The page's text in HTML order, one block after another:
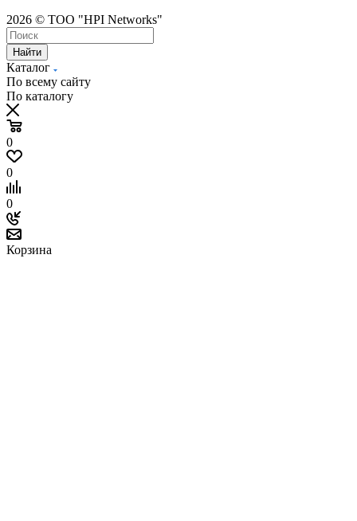
2026 © ТОО "HPI Networks"
Найти
Каталог
По всему сайту
По каталогу
0
0
0
Корзина